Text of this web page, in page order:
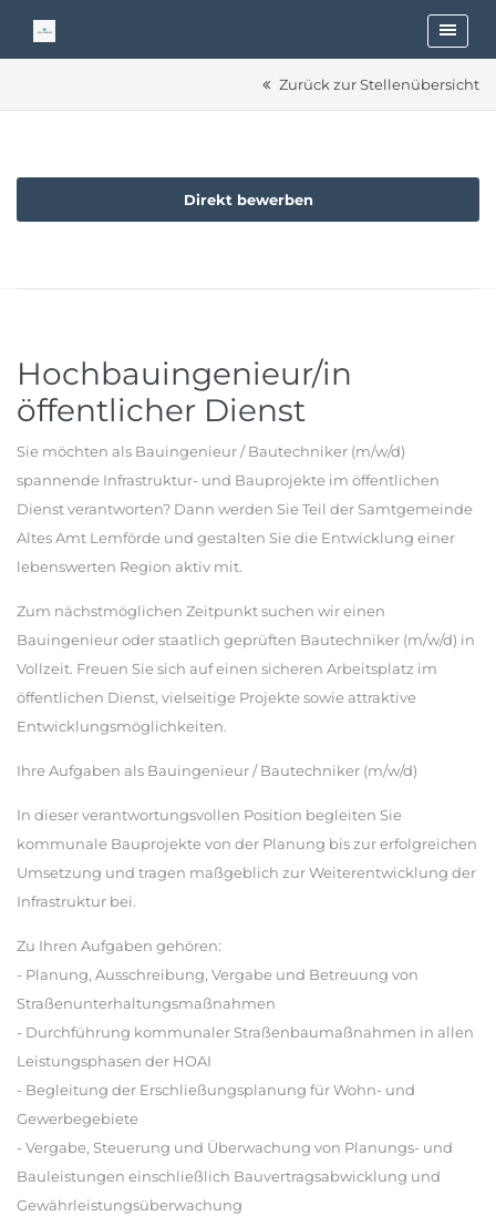
Zurück zur Stellenübersicht
Direkt bewerben
Hochbauingenieur/in
öffentlicher Dienst
Sie möchten als Bauingenieur / Bautechniker (m/w/d)
spannende Infrastruktur- und Bauprojekte im öffentlichen
Dienst verantworten? Dann werden Sie Teil der Samtgemeinde
Altes Amt Lemförde und gestalten Sie die Entwicklung einer
lebenswerten Region aktiv mit.
Zum nächstmöglichen Zeitpunkt suchen wir einen
Bauingenieur oder staatlich geprüften Bautechniker (m/w/d) in
Vollzeit. Freuen Sie sich auf einen sicheren Arbeitsplatz im
öffentlichen Dienst, vielseitige Projekte sowie attraktive
Entwicklungsmöglichkeiten.
Ihre Aufgaben als Bauingenieur / Bautechniker (m/w/d)
In dieser verantwortungsvollen Position begleiten Sie
kommunale Bauprojekte von der Planung bis zur erfolgreichen
Umsetzung und tragen maßgeblich zur Weiterentwicklung der
Infrastruktur bei.
Zu Ihren Aufgaben gehören:
- Planung, Ausschreibung, Vergabe und Betreuung von
Straßenunterhaltungsmaßnahmen
- Durchführung kommunaler Straßenbaumaßnahmen in allen
Leistungsphasen der HOAI
- Begleitung der Erschließungsplanung für Wohn- und
Gewerbegebiete
- Vergabe, Steuerung und Überwachung von Planungs- und
Bauleistungen einschließlich Bauvertragsabwicklung und
Gewährleistungsüberwachung